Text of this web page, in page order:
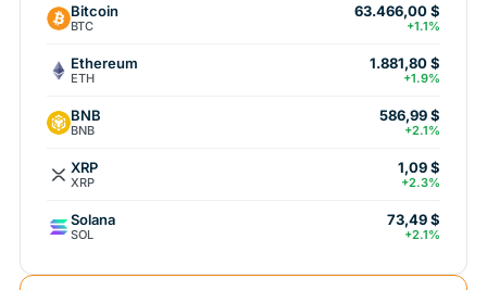
Bitcoin
BTC
63.466,00 $
+1.1%
Ethereum
ETH
1.881,80 $
+1.9%
BNB
BNB
586,99 $
+2.1%
XRP
XRP
1,09 $
+2.3%
Solana
SOL
73,49 $
+2.1%